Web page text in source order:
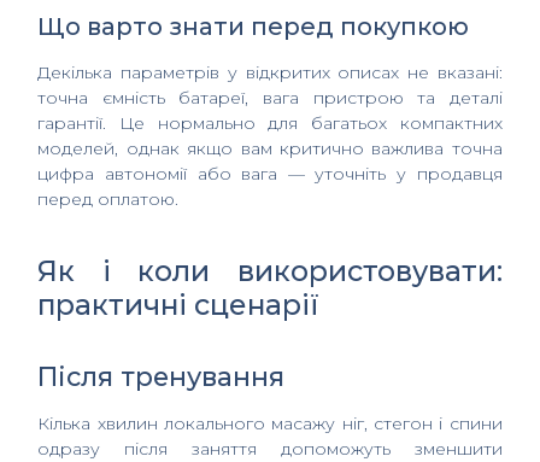
Що варто знати перед покупкою
Декілька параметрів у відкритих описах не вказані:
точна ємність батареї, вага пристрою та деталі
гарантії. Це нормально для багатьох компактних
моделей, однак якщо вам критично важлива точна
цифра автономії або вага — уточніть у продавця
перед оплатою.
Як і коли використовувати:
практичні сценарії
Після тренування
Кілька хвилин локального масажу ніг, стегон і спини
одразу після заняття допоможуть зменшити